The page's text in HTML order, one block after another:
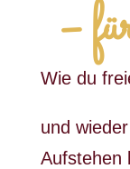
–
Wie du
und
Aufstehen